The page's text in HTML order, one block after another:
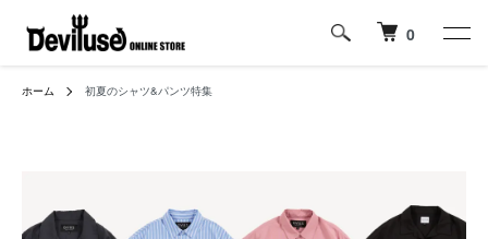
0
ホーム 初夏のシャツ&パンツ特集